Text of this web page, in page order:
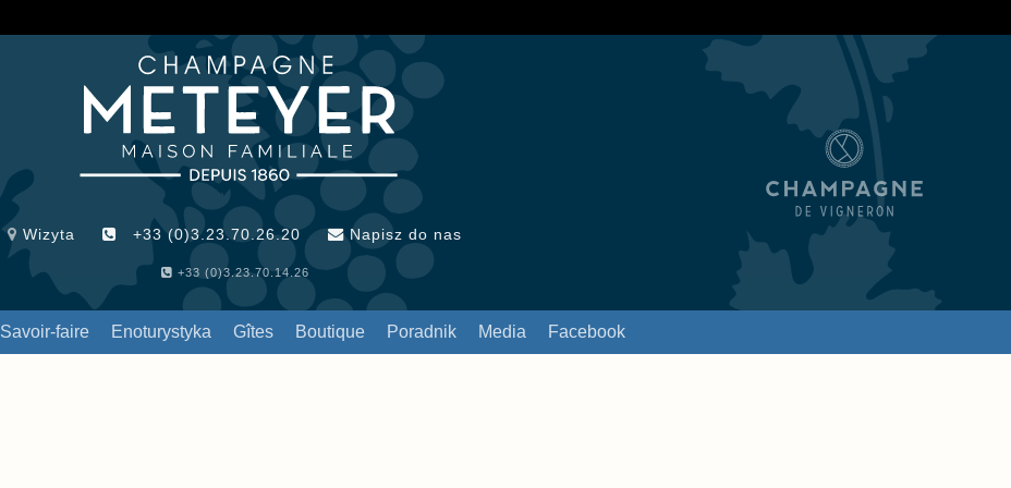
Wizyta +33 (0)3.23.70.26.20 Napisz do nas
+33 (0)3.23.70.14.26
Savoir-faire Enoturystyka Gîtes Boutique Poradnik Media Facebook